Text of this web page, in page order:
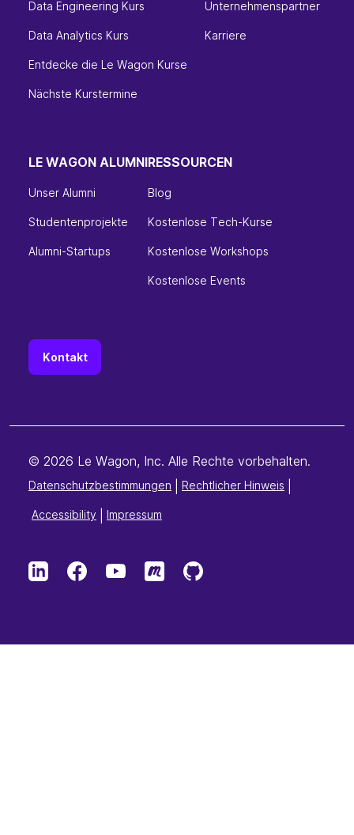
Data Engineering Kurs
Data Analytics Kurs
Entdecke die Le Wagon Kurse
Nächste Kurstermine
Unternehmenspartner
Karriere
LE WAGON ALUMNI
Unser Alumni
Studentenprojekte
Alumni-Startups
RESSOURCEN
Blog
Kostenlose Tech-Kurse
Kostenlose Workshops
Kostenlose Events
Kontakt
© 2026 Le Wagon, Inc. Alle Rechte vorbehalten.
Datenschutzbestimmungen Rechtlicher Hinweis
Accessibility Impressum